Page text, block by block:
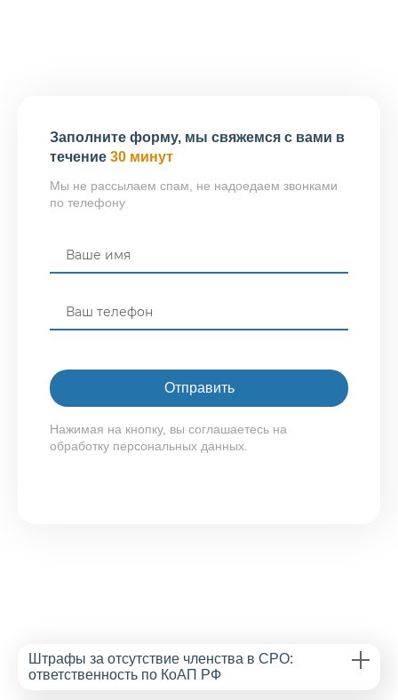
Заполните форму, мы свяжемся с вами в
течение 30 минут
Мы не рассылаем спам, не надоедаем звонками
по телефону
Нажимая на кнопку, вы соглашаетесь на
обработку персональных данных.
Штрафы за отсутствие членства в СРО:
ответственность по КоАП РФ